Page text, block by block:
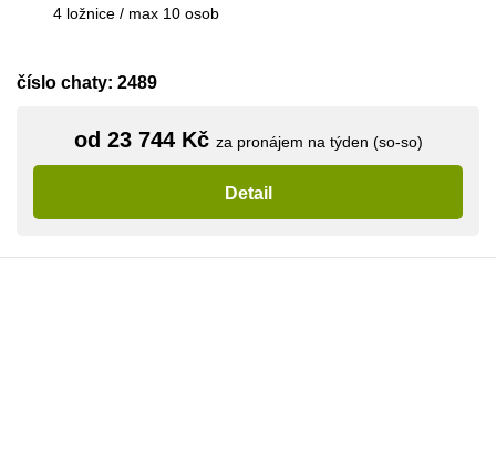
4 ložnice / max 10 osob
číslo chaty: 2489
od 23 744 Kč za pronájem na týden (so-so)
Detail